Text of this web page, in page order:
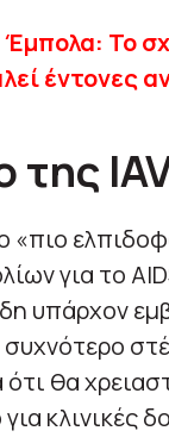
Το
έντονες
της
«πιο
για το
υπάρχον
ότι θα
κλινικές